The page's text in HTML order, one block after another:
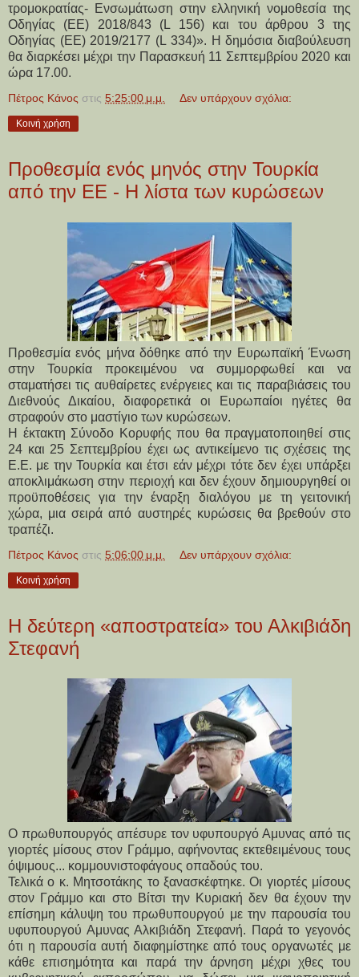
τρομοκρατίας- Ενσωμάτωση στην ελληνική νομοθεσία της
Οδηγίας (ΕΕ) 2018/843 (L 156) και του άρθρου 3 της
Οδηγίας (ΕΕ) 2019/2177 (L 334)». Η δημόσια διαβούλευση
θα διαρκέσει μέχρι την Παρασκευή 11 Σεπτεμβρίου 2020 και
ώρα 17.00.
Πέτρος Κάνος στις 5:25:00 μ.μ. Δεν υπάρχουν σχόλια:
Κοινή χρήση
Προθεσμία ενός μηνός στην Τουρκία
από την ΕΕ - Η λίστα των κυρώσεων
Προθεσμία ενός μήνα δόθηκε από την Ευρωπαϊκή Ένωση
στην Τουρκία προκειμένου να συμμορφωθεί και να
σταματήσει τις αυθαίρετες ενέργειες και τις παραβιάσεις του
Διεθνούς Δικαίου, διαφορετικά οι Ευρωπαίοι ηγέτες θα
στραφούν στο μαστίγιο των κυρώσεων.
Η έκτακτη Σύνοδο Κορυφής που θα πραγματοποιηθεί στις
24 και 25 Σεπτεμβρίου έχει ως αντικείμενο τις σχέσεις της
Ε.Ε. με την Τουρκία και έτσι εάν μέχρι τότε δεν έχει υπάρξει
αποκλιμάκωση στην περιοχή και δεν έχουν δημιουργηθεί οι
προϋποθέσεις για την έναρξη διαλόγου με τη γειτονική
χώρα, μια σειρά από αυστηρές κυρώσεις θα βρεθούν στο
τραπέζι.
Πέτρος Κάνος στις 5:06:00 μ.μ. Δεν υπάρχουν σχόλια:
Κοινή χρήση
Η δεύτερη «αποστρατεία» του Αλκιβιάδη
Στεφανή
Ο πρωθυπουργός απέσυρε τον υφυπουργό Αμυνας από τις
γιορτές μίσους στον Γράμμο, αφήνοντας εκτεθειμένους τους
όψιμους... κομμουνιστοφάγους οπαδούς του.
Τελικά ο κ. Μητσοτάκης το ξανασκέφτηκε. Οι γιορτές μίσους
στον Γράμμο και στο Βίτσι την Κυριακή δεν θα έχουν την
επίσημη κάλυψη του πρωθυπουργού με την παρουσία του
υφυπουργού Αμυνας Αλκιβιάδη Στεφανή. Παρά το γεγονός
ότι η παρουσία αυτή διαφημίστηκε από τους οργανωτές με
κάθε επισημότητα και παρά την άρνηση μέχρι χθες του